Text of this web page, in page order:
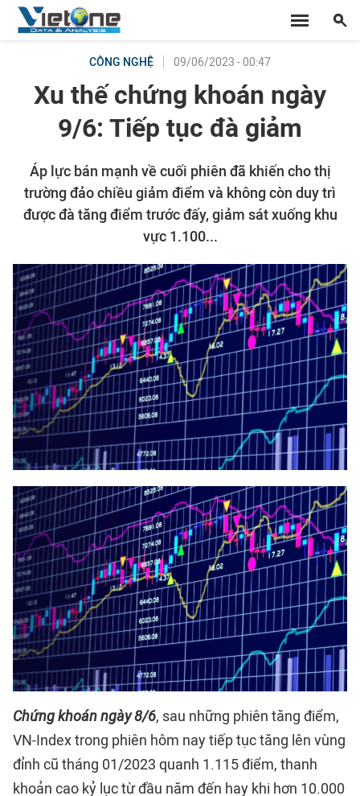
CÔNG NGHỆ 09/06/2023 - 00:47
Xu thế chứng khoán ngày
9/6: Tiếp tục đà giảm
Áp lực bán mạnh về cuối phiên đã khiến cho thị
trường đảo chiều giảm điểm và không còn duy trì
được đà tăng điểm trước đấy, giảm sát xuống khu
vực 1.100...
Chứng khoán ngày 8/6, sau những phiên tăng điểm,
VN-Index trong phiên hôm nay tiếp tục tăng lên vùng
đỉnh cũ tháng 01/2023 quanh 1.115 điểm, thanh
khoản cao kỷ lục từ đầu năm đến hay khi hơn 10.000